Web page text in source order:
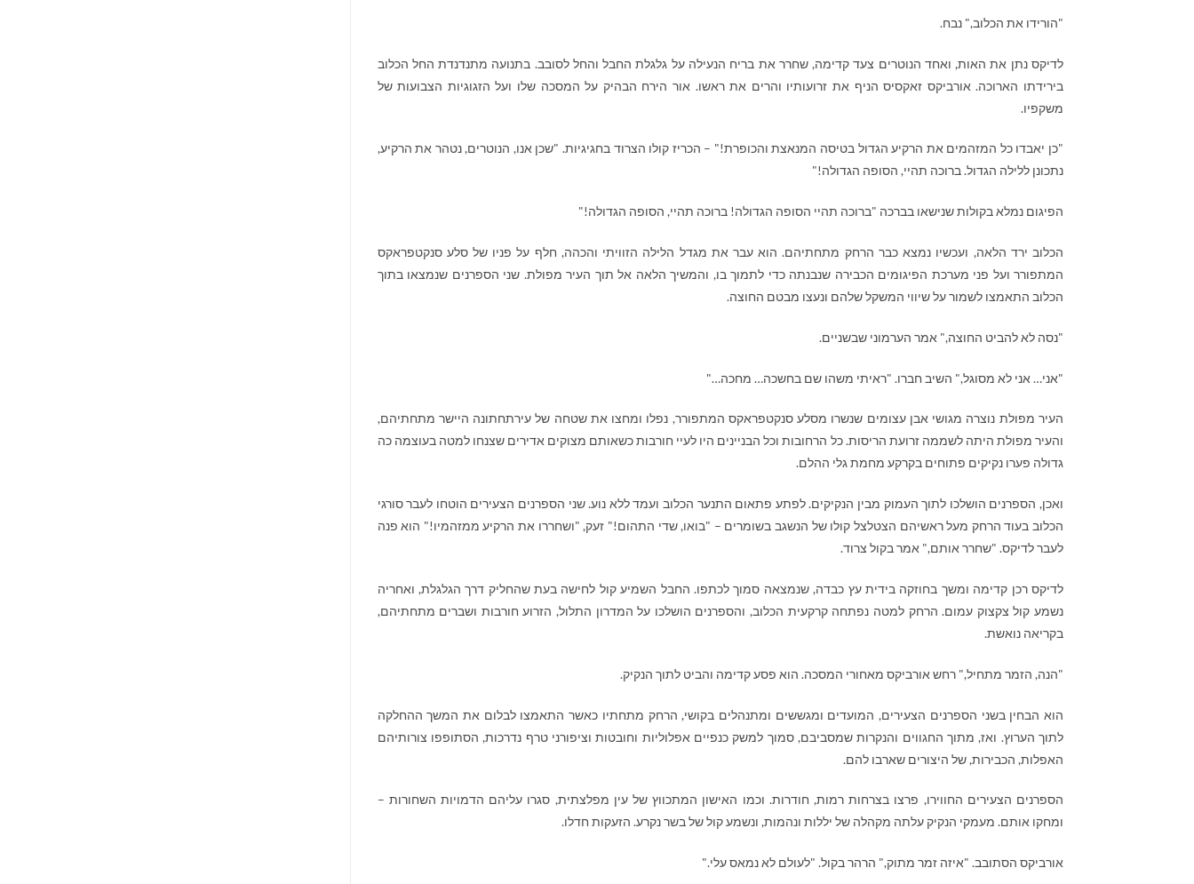
"הורידו את הכלוב," נבח.
לדיקס נתן את האות, ואחד הנוטרים צעד קדימה, שחרר את בריח הנעילה על גלגלת החבל והחל לסובב. בתנועה מתנדנדת החל הכלוב
בירידתו הארוכה. אורביקס זאקסיס הניף את זרועותיו והרים את ראשו. אור הירח הבהיק על המסכה שלו ועל הזגוגיות הצבועות של
משקפיו.
"כן יאבדו כל המזהמים את הרקיע הגדול בטיסה המנאצת והכופרת!" – הכריז קולו הצרוד בחגיגיות. "שכן אנו, הנוטרים, נטהר את הרקיע,
נתכונן ללילה הגדול. ברוכה תהיי, הסופה הגדולה!"
הפיגום נמלא בקולות שנישאו בברכה "ברוכה תהיי הסופה הגדולה! ברוכה תהיי, הסופה הגדולה!"
הכלוב ירד הלאה, ועכשיו נמצא כבר הרחק מתחתיהם. הוא עבר את מגדל הלילה הזוויתי והכהה, חלף על פניו של סלע סנקטפראקס
המתפורר ועל פני מערכת הפיגומים הכבירה שנבנתה כדי לתמוך בו, והמשיך הלאה אל תוך העיר מפולת. שני הספרנים שנמצאו בתוך
הכלוב התאמצו לשמור על שיווי המשקל שלהם ונעצו מבטם החוצה.
"נסה לא להביט החוצה," אמר הערמוני שבשניים.
"אני… אני לא מסוגל," השיב חברו. "ראיתי משהו שם בחשכה… מחכה…"
העיר מפולת נוצרה מגושי אבן עצומים שנשרו מסלע סנקטפראקס המתפורר, נפלו ומחצו את שטחה של עירתחתונה היישר מתחתיהם,
והעיר מפולת היתה לשממה זרועת הריסות. כל הרחובות וכל הבניינים היו לעיי חורבות כשאותם מצוקים אדירים שצנחו למטה בעוצמה כה
גדולה פערו נקיקים פתוחים בקרקע מחמת גלי ההלם.
ואכן, הספרנים הושלכו לתוך העמוק מבין הנקיקים. לפתע פתאום התנער הכלוב ועמד ללא נוע. שני הספרנים הצעירים הוטחו לעבר סורגי
הכלוב בעוד הרחק מעל ראשיהם הצטלצל קולו של הנשגב בשומרים – "בואו, שדי התהום!" זעק, "ושחררו את הרקיע ממזהמיו!" הוא פנה
לעבר לדיקס. "שחרר אותם," אמר בקול צרוד.
לדיקס רכן קדימה ומשך בחוזקה בידית עץ כבדה, שנמצאה סמוך לכתפו. החבל השמיע קול לחישה בעת שהחליק דרך הגלגלת, ואחריה
נשמע קול צקצוק עמום. הרחק למטה נפתחה קרקעית הכלוב, והספרנים הושלכו על המדרון התלול, הזרוע חורבות ושברים מתחתיהם,
בקריאה נואשת.
"הנה, הזמר מתחיל," רחש אורביקס מאחורי המסכה. הוא פסע קדימה והביט לתוך הנקיק.
הוא הבחין בשני הספרנים הצעירים, המועדים ומגששים ומתנהלים בקושי, הרחק מתחתיו כאשר התאמצו לבלום את המשך ההחלקה
לתוך הערוץ. ואז, מתוך החגווים והנקרות שמסביבם, סמוך למשק כנפיים אפלוליות וחובטות וציפורני טרף נדרכות, הסתופפו צורותיהם
האפלות, הכבירות, של היצורים שארבו להם.
הספרנים הצעירים החווירו, פרצו בצרחות רמות, חודרות. וכמו האישון המתכווץ של עין מפלצתית, סגרו עליהם הדמויות השחורות –
ומחקו אותם. מעמקי הנקיק עלתה מקהלה של יללות ונהמות, ונשמע קול של בשר נקרע. הזעקות חדלו.
אורביקס הסתובב. "איזה זמר מתוק," הרהר בקול. "לעולם לא נמאס עלי."